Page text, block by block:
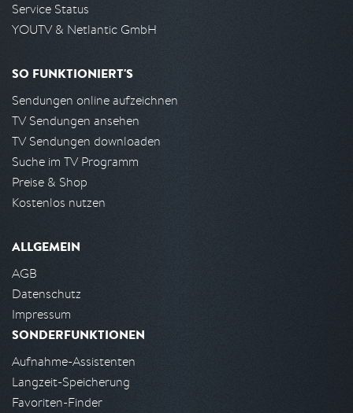
Service Status
YOUTV & Netlantic GmbH
SO FUNKTIONIERT'S
Sendungen online aufzeichnen
TV Sendungen ansehen
TV Sendungen downloaden
Suche im TV Programm
Preise & Shop
Kostenlos nutzen
ALLGEMEIN
AGB
Datenschutz
Impressum
SONDERFUNKTIONEN
Aufnahme-Assistenten
Langzeit-Speicherung
Favoriten-Finder